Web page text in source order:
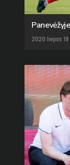
2020 liepos 19